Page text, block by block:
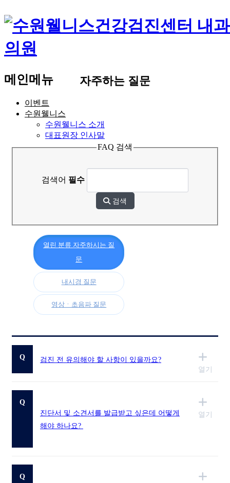
메인메뉴
이벤트
수원웰니스
수원웰니스 소개
대표원장 인사말
의료진 소개
오시는 길
국가 건강검진
외래센터
내시경센터
영상의학센터
수액센터
예방접종
웰니스 프로그램
장면역 클리닉
다이어트 클리닉
커뮤니티
비급여 항목 안내
웰니스 FAQ
자주하는 질문
FAQ 검색
검색어 필수
검색
열린 분류 자주하시는 질
문
내시경 질문
영상ㆍ초음파 질문
Q 검진 전 유의해야 할 사항이 있을까요?
열기
Q
진단서 및 소견서를 발급받고 싶은데 어떻게
해야 하나요?
열기
Q